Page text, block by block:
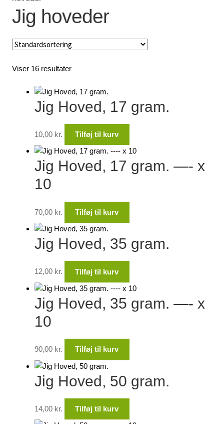
Lagersalg
Min Konto
Glemt adgangskode
Jig hoveder
Viser 16 resultater
Jig Hoved, 17 gram.
10,00 kr. Tilføj til kurv
Jig Hoved, 17 gram. —- x
10
70,00 kr. Tilføj til kurv
Jig Hoved, 35 gram.
12,00 kr. Tilføj til kurv
Jig Hoved, 35 gram. —- x
10
90,00 kr. Tilføj til kurv
Jig Hoved, 50 gram.
14,00 kr. Tilføj til kurv